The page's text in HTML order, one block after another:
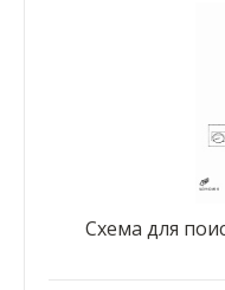
Схема для